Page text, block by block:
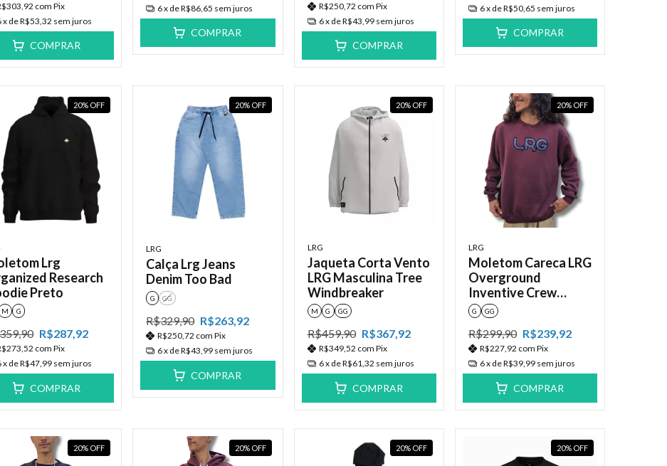
com Pix
x deR$53,32 sem juros
COMPRAR
6x deR$86,65 sem juros
COMPRAR
R$250,72 com Pix
6x deR$43,99 sem juros
COMPRAR
6x deR$50,65 sem juros
COMPRAR
20% OFF
Lrg
Research
Preto
M G
R$287,92
com Pix
x deR$47,99 sem juros
COMPRAR
20% OFF
LRG
Calça Lrg Jeans
Denim Too Bad
G GG
R$329,90 R$263,92
R$250,72 com Pix
6x deR$43,99 sem juros
COMPRAR
20% OFF
LRG
Jaqueta Corta Vento
LRG Masculina Tree
Windbreaker
M G GG
R$459,90 R$367,92
R$349,52 com Pix
6x deR$61,32 sem juros
COMPRAR
20% OFF
LRG
Moletom Careca LRG
Overground
Inventive Crew
Vinho
G GG
R$299,90 R$239,92
R$227,92 com Pix
6x deR$39,99 sem juros
COMPRAR
20% OFF 20% OFF 20% OFF 20% OFF